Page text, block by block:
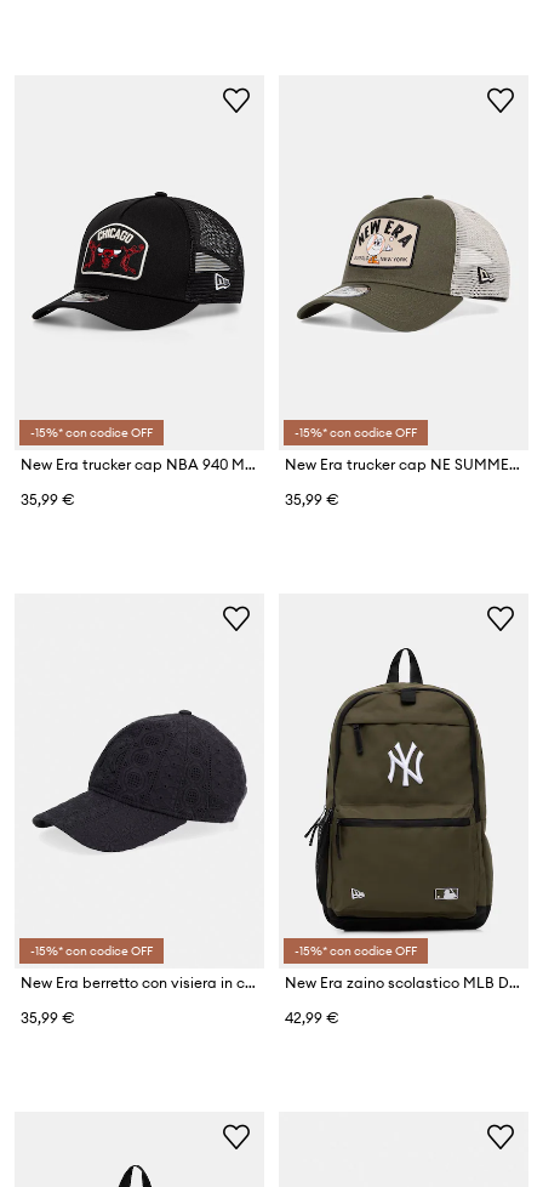
-15%* con codice OFF
New Era trucker cap NBA 940 MC TRUCKER BULLS
35,99 €
-15%* con codice OFF
New Era trucker cap NE SUMMER PATCH TRUCKER
35,99 €
-15%* con codice OFF
New Era berretto con visiera in cotone BRODERIE 920 NYY
35,99 €
-15%* con codice OFF
New Era zaino scolastico MLB DELAWARE NYY
42,99 €